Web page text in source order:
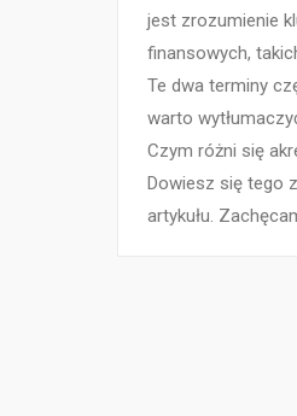
jest zrozumienie
finansowych,
Te dwa terminy
warto
Czym różni się
Dowiesz się tego
artykułu.